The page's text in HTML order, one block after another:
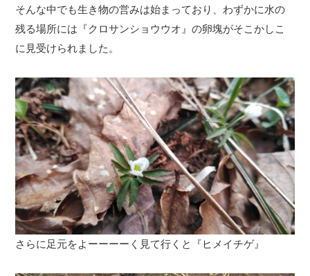
そんな中でも生き物の営みは始まっており、わずかに水の
残る場所には『クロサンショウウオ』の卵塊がそこかしこ
に見受けられました。
さらに足元をよーーーーく見て行くと『ヒメイチゲ』